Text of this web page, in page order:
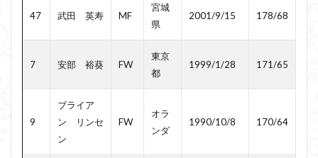
47 武田 英寿 MF
宮城
県
2001/9/15 178/68
7 安部 裕葵 FW
東京
都
1999/1/28 171/65
9
ブライア
ン リンセ
ン
FW
オラ
ンダ
1990/10/8 170/64